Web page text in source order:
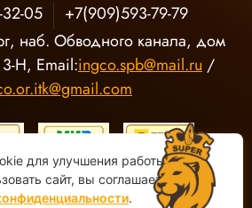
05
+7(909)593-79-79
наб. Обводного канала, дом
Н, Email:ingco.spb@mail.ru /
для улучшения работы сайта.
сайт, вы соглашаетесь с
.